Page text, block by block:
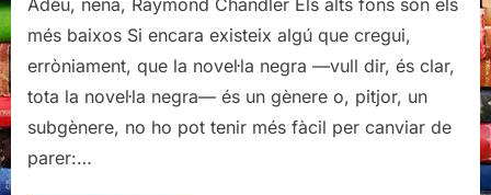
Adéu, nena, Raymond Chandler Els alts fons són els
més baixos Si encara existeix algú que cregui,
erròniament, que la novel·la negra —vull dir, és clar,
tota la novel·la negra— és un gènere o, pitjor, un
subgènere, no ho pot tenir més fàcil per canviar de
parer:…